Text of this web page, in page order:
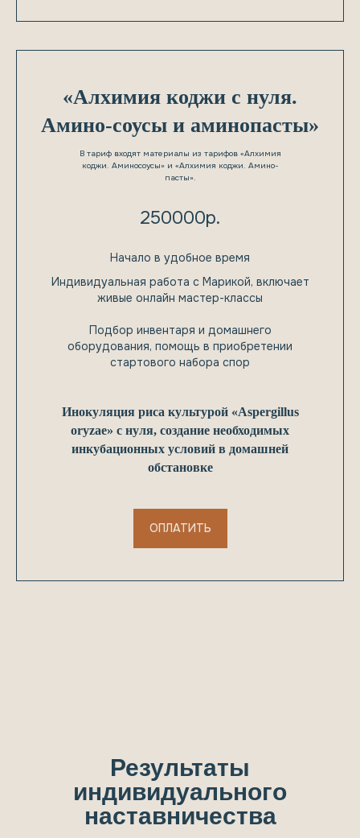
«Алхимия коджи с нуля.
Амино-соусы и аминопасты»
В тариф входят материалы из тарифов «Алхимия
коджи. Аминосоусы» и «Алхимия коджи. Амино-
пасты».
250000р.
Начало в удобное время
Индивидуальная работа с Марикой, включает
живые онлайн мастер-классы
Подбор инвентаря и домашнего
оборудования, помощь в приобретении
стартового набора спор
Инокуляция риса культурой «Aspergillus
oryzae» с нуля, создание необходимых
инкубационных условий в домашней
обстановке
ОПЛАТИТЬ
Результаты
индивидуального
наставничества